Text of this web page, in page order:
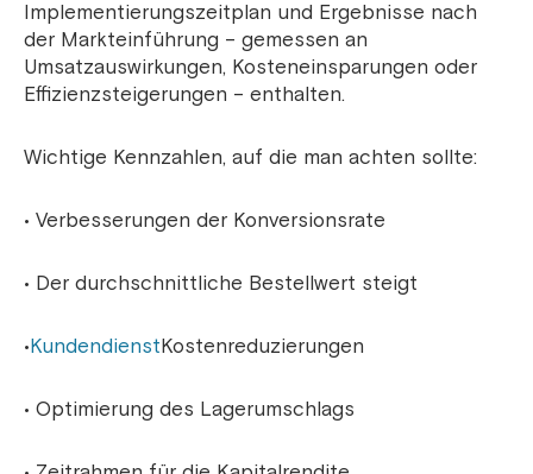
Implementierungszeitplan und Ergebnisse nach
der Markteinführung – gemessen an
Umsatzauswirkungen, Kosteneinsparungen oder
Effizienzsteigerungen – enthalten.
Wichtige Kennzahlen, auf die man achten sollte:
• Verbesserungen der Konversionsrate
• Der durchschnittliche Bestellwert steigt
•KundendienstKostenreduzierungen
• Optimierung des Lagerumschlags